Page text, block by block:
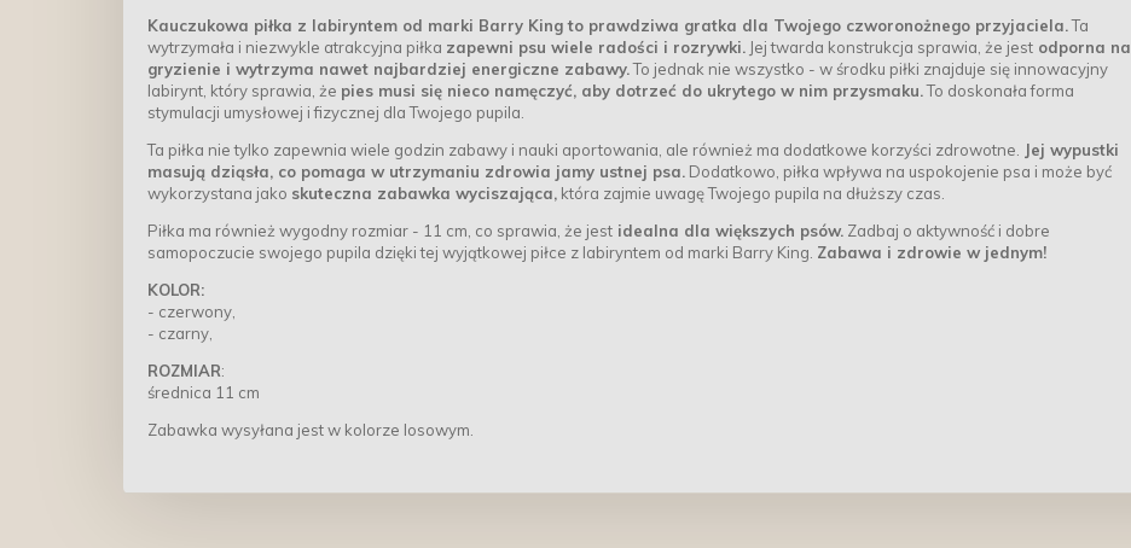
Kauczukowa piłka z labiryntem od marki Barry King to prawdziwa gratka dla Twojego czworonożnego przyjaciela.Ta
wytrzymała i niezwykle atrakcyjna piłka zapewni psu wiele radości i rozrywki. Jej twarda konstrukcja sprawia, że jest odporna na
gryzienie i wytrzyma nawet najbardziej energiczne zabawy.To jednak nie wszystko - w środku piłki znajduje się innowacyjny
labirynt, który sprawia, że pies musi się nieco namęczyć, aby dotrzeć do ukrytego w nim przysmaku.To doskonała forma
stymulacji umysłowej i fizycznej dla Twojego pupila.
Ta piłka nie tylko zapewnia wiele godzin zabawy i nauki aportowania, ale również ma dodatkowe korzyści zdrowotne. Jej wypustki
masują dziąsła, co pomaga w utrzymaniu zdrowia jamy ustnej psa. Dodatkowo, piłka wpływa na uspokojenie psa i może być
wykorzystana jako skuteczna zabawka wyciszająca, która zajmie uwagę Twojego pupila na dłuższy czas.
Piłka ma również wygodny rozmiar - 11 cm, co sprawia, że jest idealna dla większych psów. Zadbaj o aktywność i dobre
samopoczucie swojego pupila dzięki tej wyjątkowej piłce z labiryntem od marki Barry King. Zabawa i zdrowie w jednym!
KOLOR:
- czerwony,
- czarny,
ROZMIAR:
średnica 11 cm
Zabawka wysyłana jest w kolorze losowym.